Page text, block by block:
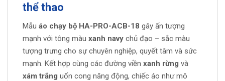
thể thao
Mẫu áo chạy bộ HA-PRO-ACB-18 gây ấn tượng
mạnh với tông màu xanh navy chủ đạo – sắc màu
tượng trưng cho sự chuyên nghiệp, quyết tâm và sức
mạnh. Kết hợp cùng các đường viền xanh rừng và
xám trắng uốn cong năng động, chiếc áo như mô